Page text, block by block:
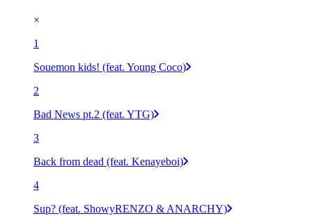
×
1
Souemon kids! (feat. Young Coco)
2
Bad News pt.2 (feat. YTG)
3
Back from dead (feat. Kenayeboi)
4
Sup? (feat. ShowyRENZO & ANARCHY)